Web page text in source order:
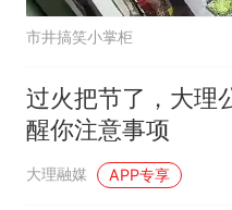
市井搞笑小掌柜
过火把节了，大理
醒你注意事项
大理融媒 APP专享